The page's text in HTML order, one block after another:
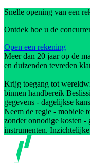
Snelle opening van een
Ontdek hoe u de
Open een rekening
Meer dan 20 jaar op de
en duizenden tevreden
Krijg toegang tot
binnen handbereik
gegevens - dagelijkse
Neem de regie - mobiele
zonder onnodige kosten -
instrumenten.